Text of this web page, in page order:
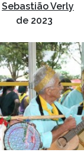
Sebastião Verly
de 2023